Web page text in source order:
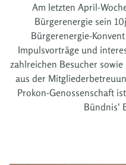
Am letzten April-
Bürgerenergie sein
Bürgerenergie-
Impulsvorträge und
zahlreichen Besucher
aus der
Prokon-Genossenschaft
Bündnis'